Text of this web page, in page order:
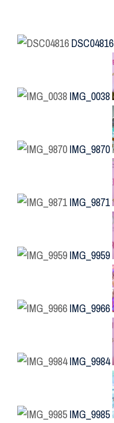
DSC04816
IMG_0038
IMG_9870
IMG_9871
IMG_9959
IMG_9966
IMG_9984
IMG_9985